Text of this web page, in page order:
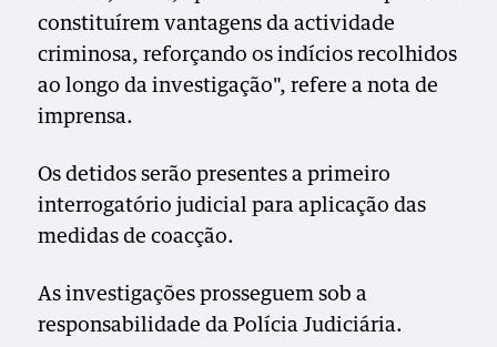
constituírem vantagens da actividade
criminosa, reforçando os indícios recolhidos
ao longo da investigação", refere a nota de
imprensa.
Os detidos serão presentes a primeiro
interrogatório judicial para aplicação das
medidas de coacção.
As investigações prosseguem sob a
responsabilidade da Polícia Judiciária.